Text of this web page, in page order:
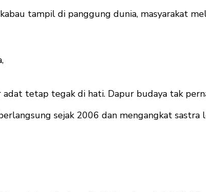
tampil di panggung dunia, masyarakat
tetap tegak di hati. Dapur budaya tak
sejak 2006 dan mengangkat